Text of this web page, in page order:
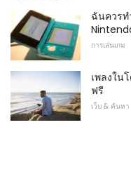
ฉันควรท
การเล่นเกม
เพลงใน
ฟรี
เว็บ & ค้นหา